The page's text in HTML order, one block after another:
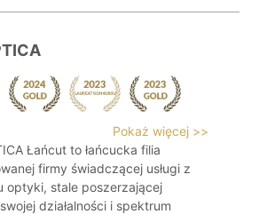
Pokaż więcej >>
Łańcut to łańcucka filia
firmy świadczącej usługi z
optyki, stale poszerzającej
działalności i spektrum